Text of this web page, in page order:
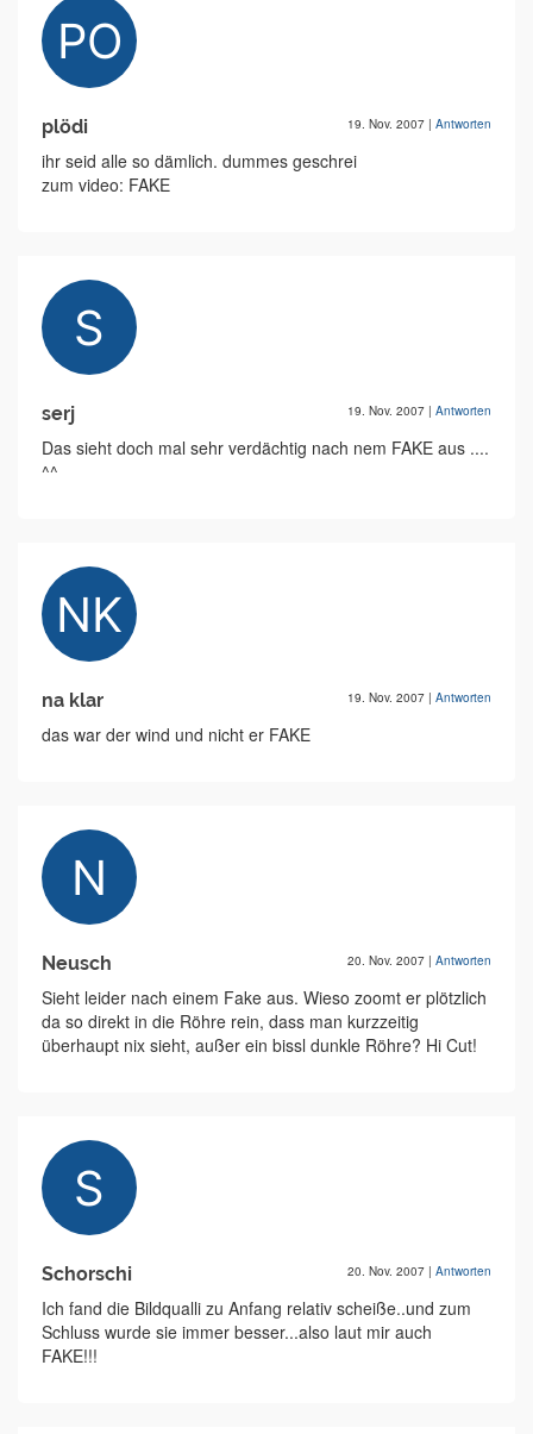
plödi 19. Nov. 2007 | Antworten
ihr seid alle so dämlich. dummes geschrei
zum video: FAKE
serj 19. Nov. 2007 | Antworten
Das sieht doch mal sehr verdächtig nach nem FAKE aus ....
^^
na klar 19. Nov. 2007 | Antworten
das war der wind und nicht er FAKE
Neusch 20. Nov. 2007 | Antworten
Sieht leider nach einem Fake aus. Wieso zoomt er plötzlich
da so direkt in die Röhre rein, dass man kurzzeitig
überhaupt nix sieht, außer ein bissl dunkle Röhre? Hi Cut!
Schorschi 20. Nov. 2007 | Antworten
Ich fand die Bildqualli zu Anfang relativ scheiße..und zum
Schluss wurde sie immer besser...also laut mir auch
FAKE!!!